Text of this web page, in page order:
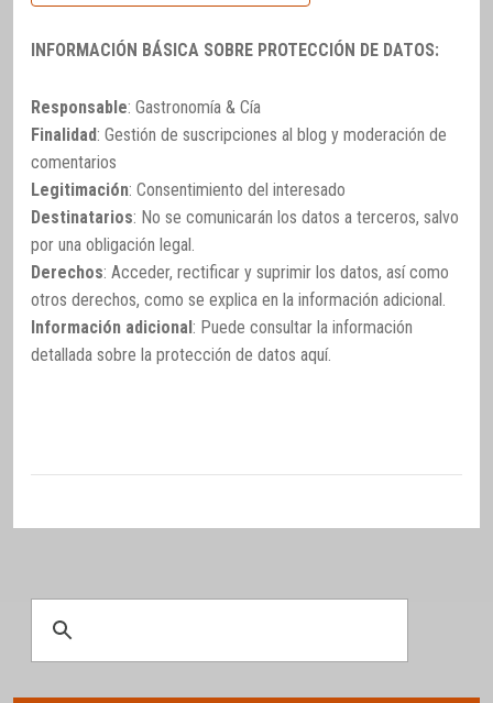
INFORMACIÓN BÁSICA SOBRE PROTECCIÓN DE DATOS:
Responsable: Gastronomía & Cía
Finalidad: Gestión de suscripciones al blog y moderación de
comentarios
Legitimación: Consentimiento del interesado
Destinatarios: No se comunicarán los datos a terceros, salvo
por una obligación legal.
Derechos: Acceder, rectificar y suprimir los datos, así como
otros derechos, como se explica en la información adicional.
Información adicional: Puede consultar la información
detallada sobre la protección de datos aquí.